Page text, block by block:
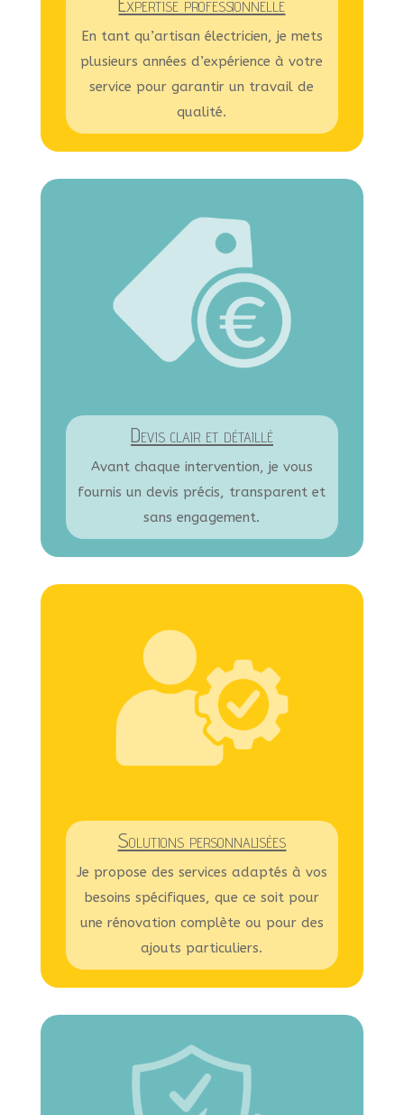
En tant qu’artisan électricien, je mets
plusieurs années d’expérience à votre
service pour garantir un travail de
qualité.
Devis clair et détaillé
Avant chaque intervention, je vous
fournis un devis précis, transparent et
sans engagement.
Solutions personnalisées
Je propose des services adaptés à vos
besoins spécifiques, que ce soit pour
une rénovation complète ou pour des
ajouts particuliers.